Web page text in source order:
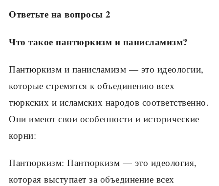
Ответьте на вопросы 2
Что такое пантюркизм и панисламизм?
Пантюркизм и панисламизм — это идеологии,
которые стремятся к объединению всех
тюркских и исламских народов соответственно.
Они имеют свои особенности и исторические
корни:
Пантюркизм: Пантюркизм — это идеология,
которая выступает за объединение всех